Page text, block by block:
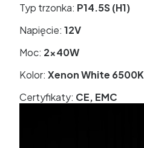
Typ trzonka: P14.5S (H1)
Napięcie: 12V
Moc: 2x40W
Kolor: Xenon White 6500K
Certyfikaty: CE, EMC